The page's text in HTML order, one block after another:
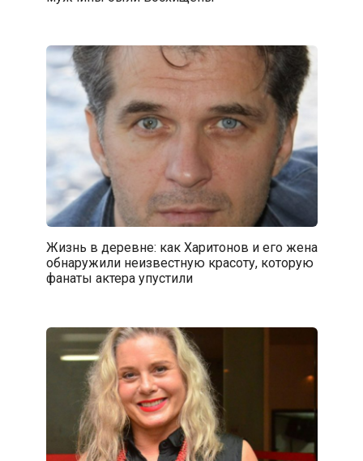
Жизнь в деревне: как Харитонов и его жена
обнаружили неизвестную красоту, которую
фанаты актера упустили